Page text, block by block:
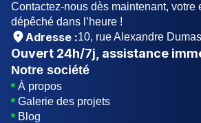
Contactez-nous dès maintenant, votre
dépêché dans l’heure !
Adresse :10, rue Alexandre
Ouvert 24h/7j , assistance
Notre société
À propos
Galerie des projets
Blog